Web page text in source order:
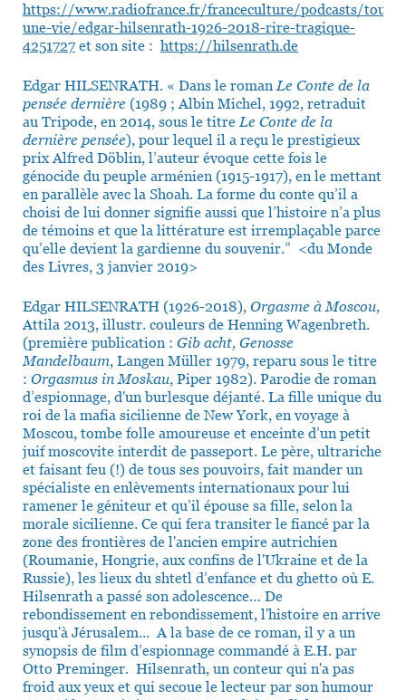
https://www.radiofrance.fr/franceculture/podcasts/toute-
une-vie/edgar-hilsenrath-1926-2018-rire-tragique-
4251727 et son site : https://hilsenrath.de
Edgar HILSENRATH. « Dans le roman Le Conte de la
pensée dernière (1989 ; Albin Michel, 1992, retraduit
au Tripode, en 2014, sous le titre Le Conte de la
dernière pensée), pour lequel il a reçu le prestigieux
prix Alfred Döblin, l’auteur évoque cette fois le
génocide du peuple arménien (1915-1917), en le mettant
en parallèle avec la Shoah. La forme du conte qu’il a
choisi de lui donner signifie aussi que l’histoire n’a plus
de témoins et que la littérature est irremplaçable parce
qu’elle devient la gardienne du souvenir.” <du Monde
des Livres, 3 janvier 2019>
Edgar HILSENRATH (1926-2018), Orgasme à Moscou,
Attila 2013, illustr. couleurs de Henning Wagenbreth.
(première publication : Gib acht, Genosse
Mandelbaum, Langen Müller 1979, reparu sous le titre
: Orgasmus in Moskau, Piper 1982). Parodie de roman
d’espionnage, d'un burlesque déjanté. La fille unique du
roi de la mafia sicilienne de New York, en voyage à
Moscou, tombe folle amoureuse et enceinte d’un petit
juif moscovite interdit de passeport. Le père, ultrariche
et faisant feu (!) de tous ses pouvoirs, fait mander un
spécialiste en enlèvements internationaux pour lui
ramener le géniteur et qu’il épouse sa fille, selon la
morale sicilienne. Ce qui fera transiter le fiancé par la
zone des frontières de l'ancien empire autrichien
(Roumanie, Hongrie, aux confins de l'Ukraine et de la
Russie), les lieux du shtetl d’enfance et du ghetto où E.
Hilsenrath a passé son adolescence… De
rebondissement en rebondissement, l'histoire en arrive
jusqu'à Jérusalem... A la base de ce roman, il y a un
synopsis de film d’espionnage commandé à E.H. par
Otto Preminger. Hilsenrath, un conteur qui n'a pas
froid aux yeux et qui secoue le lecteur par son humour